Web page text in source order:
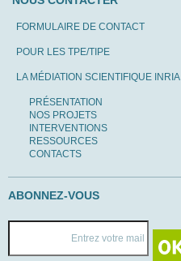
FORMULAIRE DE CONTACT
POUR LES TPE/TIPE
LA MÉDIATION SCIENTIFIQUE INRIA
PRÉSENTATION
NOS PROJETS
INTERVENTIONS
RESSOURCES
CONTACTS
ABONNEZ-VOUS